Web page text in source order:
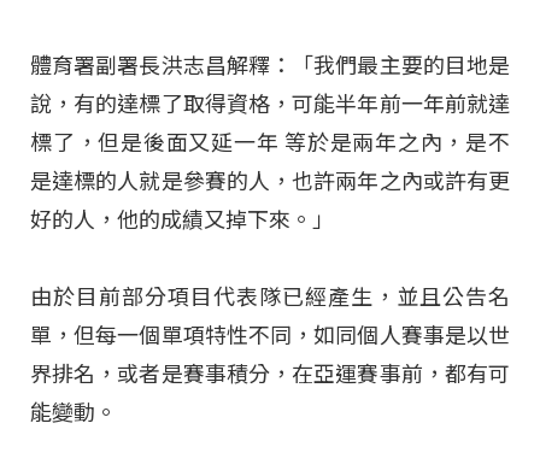
體育署副署長洪志昌解釋：「我們最主要的目地是
說，有的達標了取得資格，可能半年前一年前就達
標了，但是後面又延一年 等於是兩年之內，是不
是達標的人就是參賽的人，也許兩年之內或許有更
好的人，他的成績又掉下來。」
由於目前部分項目代表隊已經產生，並且公告名
單，但每一個單項特性不同，如同個人賽事是以世
界排名，或者是賽事積分，在亞運賽事前，都有可
能變動。